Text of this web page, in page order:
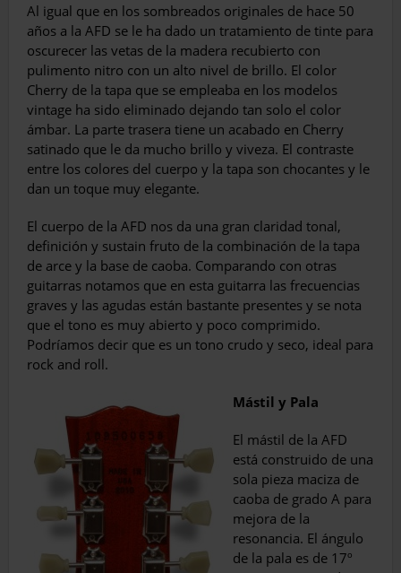
Al igual que en los sombreados originales de hace 50
años a la AFD se le ha dado un trata­miento de tinte para
oscurecer las vetas de la madera recubierto con
pulimento nitro con un alto nivel de brillo. El color
Cherry de la tapa que se empleaba en los modelos
vintage ha sido eliminado dejando tan solo el color
ámbar. La parte trasera tiene un acabado en Cherry
satinado que le da mucho brillo y viveza. El contraste
entre los colores del cuerpo y la tapa son chocantes y le
dan un toque muy elegante.
El cuerpo de la AFD nos da una gran clari­dad tonal,
definición y sustain fruto de la com­binación de la tapa
de arce y la base de caoba. Comparando con otras
guitarras notamos que en esta guitarra las frecuencias
graves y las agudas están bastante presentes y se nota
que el tono es muy abierto y poco comprimi­do.
Podríamos decir que es un tono crudo y seco, ideal para
rock and roll.
Mástil y Pala
El mástil de la AFD
está construido de una
sola pieza maciza de
caoba de grado A para
me­jora de la
resonancia. El ángulo
de la pala es de 17º